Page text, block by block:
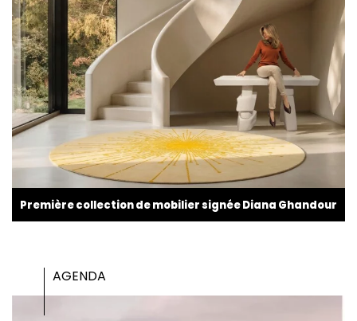
Première collection de mobilier signée Diana Ghandour
AGENDA